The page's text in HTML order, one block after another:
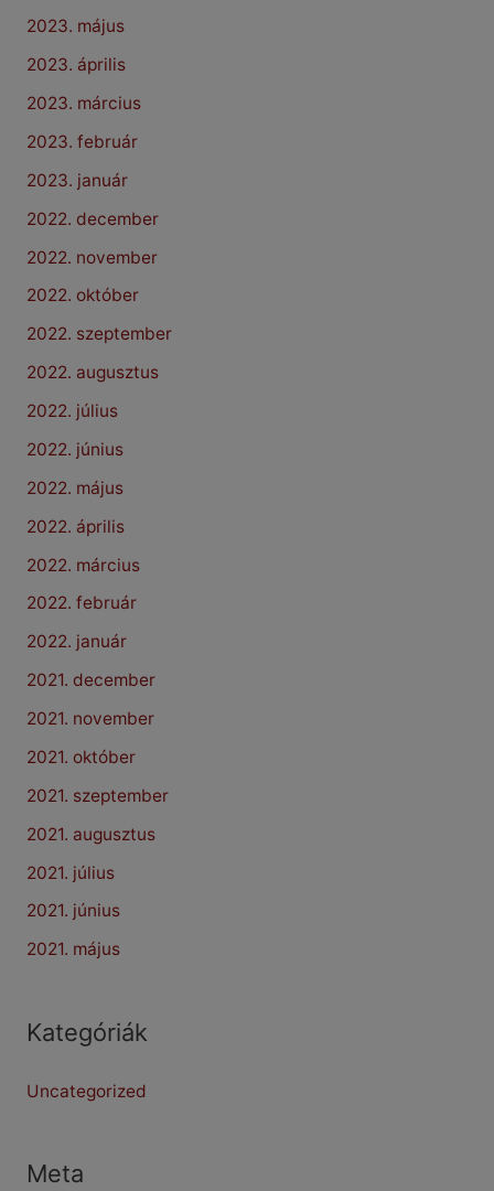
2023. május
2023. április
2023. március
2023. február
2023. január
2022. december
2022. november
2022. október
2022. szeptember
2022. augusztus
2022. július
2022. június
2022. május
2022. április
2022. március
2022. február
2022. január
2021. december
2021. november
2021. október
2021. szeptember
2021. augusztus
2021. július
2021. június
2021. május
Kategóriák
Uncategorized
Meta